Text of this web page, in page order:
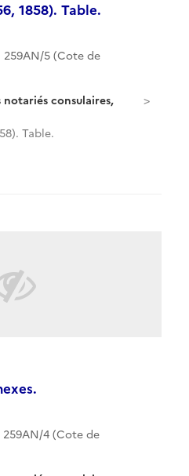
1858). Table.
259AN/5 (Cote de
notariés consulaires,
Table.
259AN/4 (Cote de